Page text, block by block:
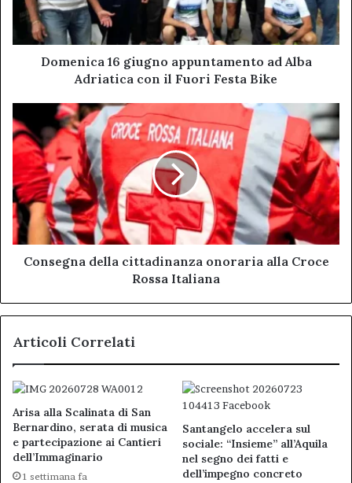
Adriatica
con
il
Domenica 16 giugno appuntamento ad Alba
Adriatica con il Fuori Festa Bike
Consegna
della
cittadinanza
onoraria
alla
Croce
Rossa
Italiana
Consegna della cittadinanza onoraria alla Croce
Rossa Italiana
Articoli Correlati
Arisa alla Scalinata di San
Bernardino, serata di musica
e partecipazione ai Cantieri
dell’Immaginario
1 settimana fa
Santangelo accelera sul
sociale: “Insieme” all’Aquila
nel segno dei fatti e
dell’impegno concreto